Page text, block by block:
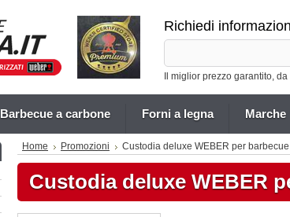
Richiedi
Il miglior prezzo garantito,
Barbecue a carbone Forni a legna Marche
Home Promozioni Custodia deluxe WEBER per
Custodia deluxe WEBER